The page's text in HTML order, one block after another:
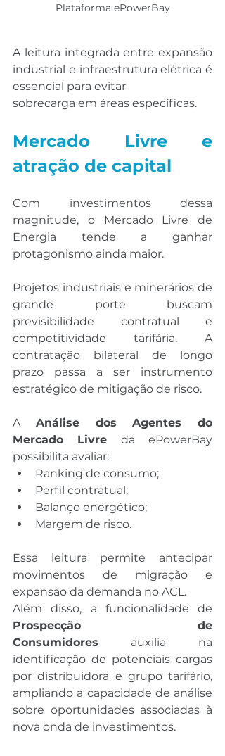
Plataforma ePowerBay
A leitura integrada entre expansão
industrial e infraestrutura elétrica é
essencial para evitar
sobrecarga em áreas específicas.
Mercado Livre e
atração de capital
Com investimentos dessa
magnitude, o Mercado Livre de
Energia tende a ganhar
protagonismo ainda maior.
Projetos industriais e minerários de
grande porte buscam
previsibilidade contratual e
competitividade tarifária. A
contratação bilateral de longo
prazo passa a ser instrumento
estratégico de mitigação de risco.
A Análise dos Agentes do
Mercado Livre da ePowerBay
possibilita avaliar:
Ranking de consumo;
Perfil contratual;
Balanço energético;
Margem de risco.
Essa leitura permite antecipar
movimentos de migração e
expansão da demanda no ACL.
Prospecção de
Consumidores auxilia na
identificação de potenciais cargas
por distribuidora e grupo tarifário,
ampliando a capacidade de análise
sobre oportunidades associadas à
nova onda de investimentos.